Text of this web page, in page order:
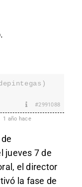
#2991088
1 año hace
jueves 7 de
el director
la fase de